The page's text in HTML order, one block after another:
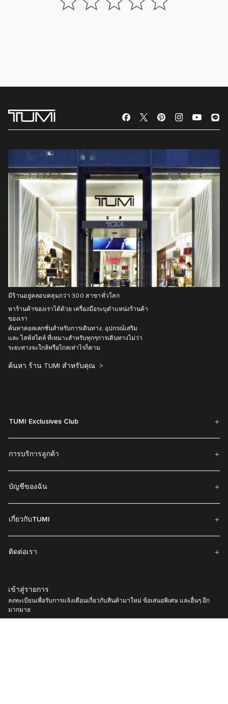
มีร้านอยู่คลอบคลุมกว่า 300 สาขาทั่วโลก
หาร้านค้าของเราได้ด้วย เครื่องมือระบุตำแหน่งร้านค้า
ของเรา
ค้นหาคอลเลกชั่นสำหรับการเดินทาง, อุปกรณ์เสริม
และ ไลฟ์สไตล์ ที่เหมาะสำหรับทุกๆการเดินทางไม่ว่า
ระยะทางจะใกล้หรือไกลเท่าไรก็ตาม
ค้นหา ร้าน TUMI สำหรับคุณ
TUMI Exclusives Club
การบริการลูกค้า
บัญชีของฉัน
เกี่ยวกับTUMI
ติดต่อเรา
เข้าสู่รายการ
ลงทะเบียนเพื่อรับการแจ้งเตือนเกี่ยวกับสินค้ามาใหม่ ข้อเสนอพิเศษ และอื่นๆ อีก
มากมาย